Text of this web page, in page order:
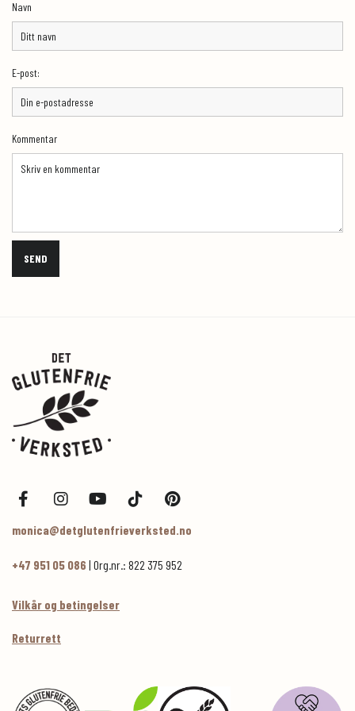
Navn
E-post:
Kommentar
monica@detglutenfrieverksted.no
+47 951 05 086 | Org.nr.: 822 375 952
Vilkår og betingelser
Returrett